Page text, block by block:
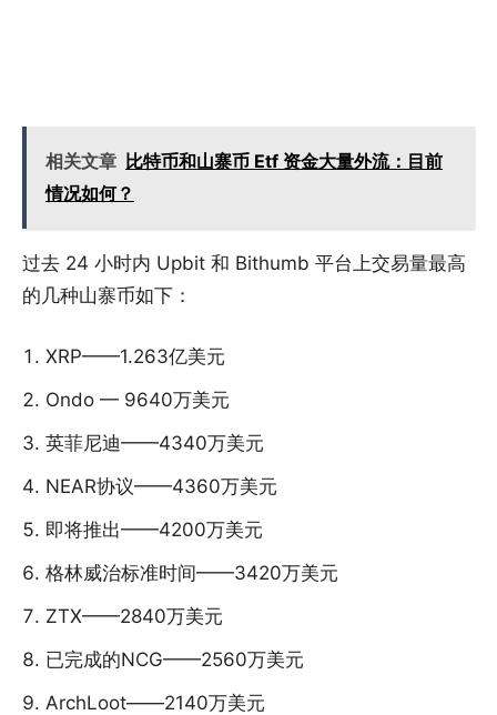
相关文章 比特币和山寨币 Etf 资金大量外流：目前
情况如何？
过去 24 小时内 Upbit 和 Bithumb 平台上交易量最高
的几种山寨币如下：
XRP——1.263亿美元
Ondo — 9640万美元
英菲尼迪——4340万美元
NEAR协议——4360万美元
即将推出——4200万美元
格林威治标准时间——3420万美元
ZTX——2840万美元
已完成的NCG——2560万美元
ArchLoot——2140万美元